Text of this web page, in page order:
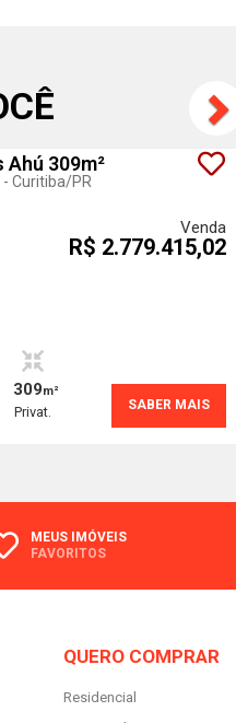
309m²
Curitiba/PR
309m²
Privat.
Venda
R$ 2.779.415,02
SABER MAIS
MEUS IMÓVEIS
FAVORITOS
QUERO COMPRAR
Residencial